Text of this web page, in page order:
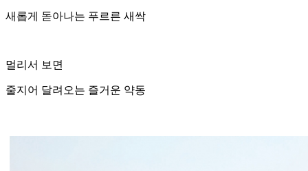
새롭게 돋아나는 푸르른 새싹
멀리서 보면
줄지어 달려오는 즐거운 약동